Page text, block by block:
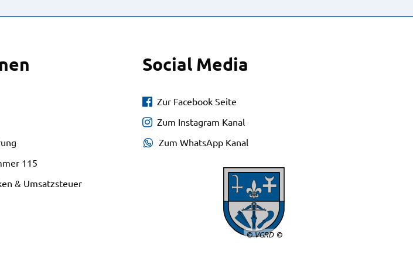
115
& Umsatzsteuer
Social Media
Zur Facebook Seite
Zum Instagram Kanal
Zum WhatsApp Kanal
© VGRD